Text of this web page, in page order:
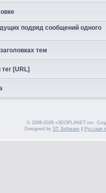
подряд сообщений одного
тем
[URL]
© 2008-2026 «3DOPLANET.ru».
Designed by ST Software Русская